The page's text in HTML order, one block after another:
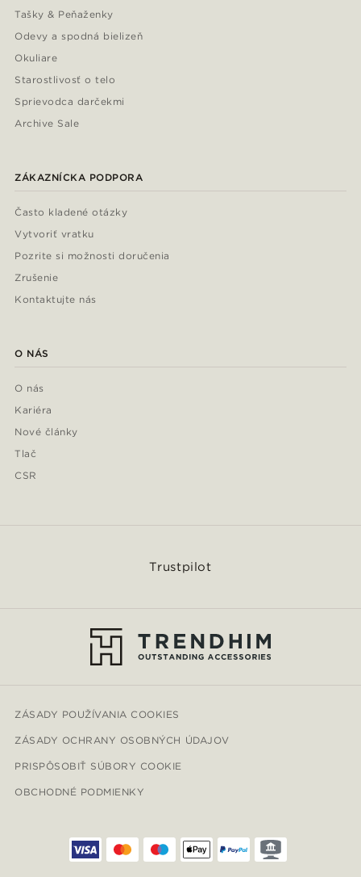
Tašky & Peňaženky
Odevy a spodná bielizeň
Okuliare
Starostlivosť o telo
Sprievodca darčekmi
Archive Sale
ZÁKAZNÍCKA PODPORA
Často kladené otázky
Vytvoriť vratku
Pozrite si možnosti doručenia
Zrušenie
Kontaktujte nás
O NÁS
O nás
Kariéra
Nové články
Tlač
CSR
Trustpilot
ZÁSADY POUŽÍVANIA COOKIES
ZÁSADY OCHRANY OSOBNÝCH ÚDAJOV
PRISPÔSOBIŤ SÚBORY COOKIE
OBCHODNÉ PODMIENKY